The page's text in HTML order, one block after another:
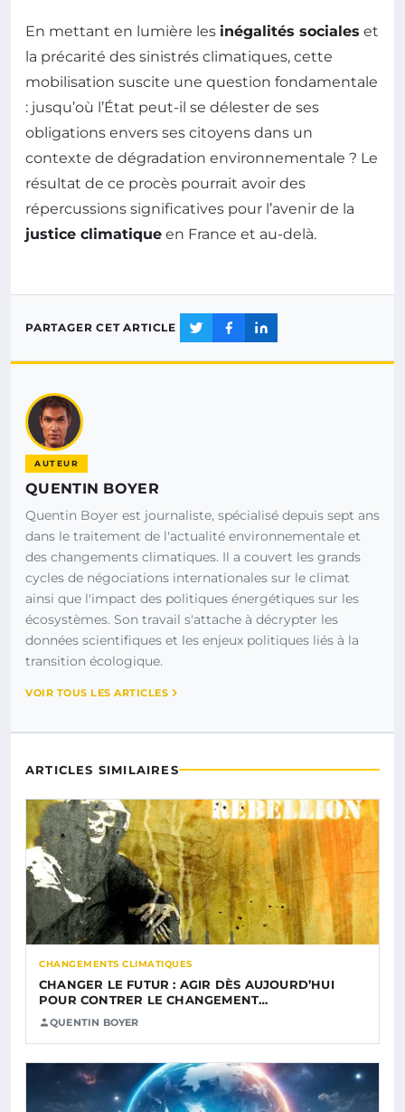
En mettant en lumière les inégalités sociales et
la précarité des sinistrés climatiques, cette
mobilisation suscite une question fondamentale
: jusqu’où l’État peut-il se délester de ses
obligations envers ses citoyens dans un
contexte de dégradation environnementale ? Le
résultat de ce procès pourrait avoir des
répercussions significatives pour l’avenir de la
justice climatique en France et au-delà.
PARTAGER CET ARTICLE
AUTEUR
QUENTIN BOYER
Quentin Boyer est journaliste, spécialisé depuis sept ans
dans le traitement de l'actualité environnementale et
des changements climatiques. Il a couvert les grands
cycles de négociations internationales sur le climat
ainsi que l'impact des politiques énergétiques sur les
écosystèmes. Son travail s'attache à décrypter les
données scientifiques et les enjeux politiques liés à la
transition écologique.
VOIR TOUS LES ARTICLES
ARTICLES SIMILAIRES
CHANGEMENTS CLIMATIQUES
CHANGER LE FUTUR : AGIR DÈS AUJOURD’HUI
POUR CONTRER LE CHANGEMENT…
QUENTIN BOYER